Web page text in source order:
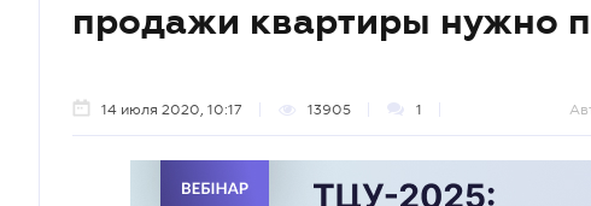
продажи квартиры нужно
14 июля 2020, 10:17 13905 1